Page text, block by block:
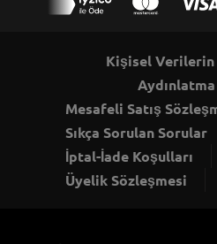
Kişisel Verilerin
Mesafeli Satış
Sıkça Sorulan Sorular
İptal-İade Koşulları
Üyelik Sözleşmesi